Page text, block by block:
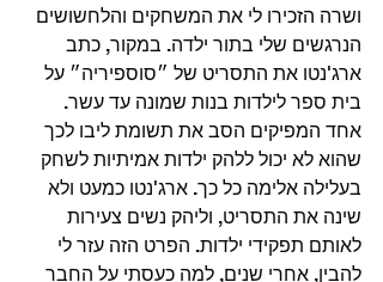
ושרה הזכירו לי את המשחקים והלחשושים
הנרגשים שלי בתור ילדה. במקור, כתב
ארג'נטו את התסריט של ״סוספיריה״ על
בית ספר לילדות בנות שמונה עד עשר.
אחד המפיקים הסב את תשומת ליבו לכך
שהוא לא יכול ללהק ילדות אמיתיות לשחק
בעלילה אלימה כל כך. ארג'נטו כמעט ולא
שינה את התסריט, וליהק נשים צעירות
לאותם תפקידי ילדות. הפרט הזה עזר לי
להבין, אחרי שנים, למה כעסתי על החבר